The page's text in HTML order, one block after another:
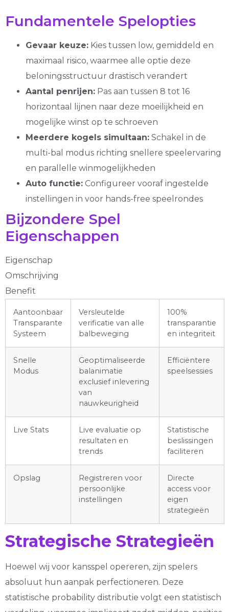
Fundamentele Spelopties
Gevaar keuze: Kies tussen low, gemiddeld en
maximaal risico, waarmee alle optie deze
beloningsstructuur drastisch verandert
Aantal penrijen: Pas aan tussen 8 tot 16
horizontaal lijnen naar deze moeilijkheid en
mogelijke winst op te schroeven
Meerdere kogels simultaan: Schakel in de
multi-bal modus richting snellere speelervaring
en parallelle winmogelijkheden
Auto functie: Configureer vooraf ingestelde
instellingen in voor hands-free speelrondes
Bijzondere Spel
Eigenschappen
Eigenschap
Omschrijving
Benefit
Aantoonbaar
Transparante
Systeem
Versleutelde
verificatie van alle
balbeweging
100%
transparantie
en integriteit
Snelle
Modus
Geoptimaliseerde
balanimatie
exclusief inlevering
van
nauwkeurigheid
Efficiëntere
speelsessies
Live Stats
Live evaluatie op
resultaten en
trends
Statistische
beslissingen
faciliteren
Opslag
Registreren voor
persoonlijke
instellingen
Directe
access voor
eigen
strategieën
Strategische Strategieën
Hoewel wij voor kansspel opereren, zijn spelers
absoluut hun aanpak perfectioneren. Deze
statistische probability distributie volgt een statistisch